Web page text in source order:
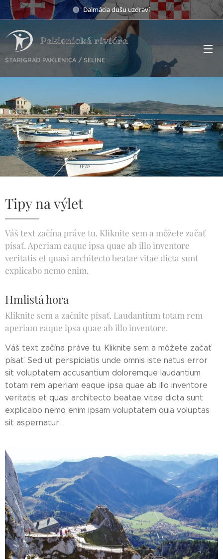
Dalmácia dušu uzdraví
Paklenická riviéra
STARIGRAD PAKLENICA / SELINE
Tipy na výlet
Váš text začína práve tu. Kliknite sem a môžete začať
písať. Aperiam eaque ipsa quae ab illo inventore
veritatis et quasi architecto beatae vitae dicta sunt
explicabo nemo enim.
Hmlistá hora
Kliknite sem a začnite písať. Laudantium totam rem
aperiam eaque ipsa quae ab illo inventore.
Váš text začína práve tu. Kliknite sem a môžete začať
písať. Sed ut perspiciatis unde omnis iste natus error
sit voluptatem accusantium doloremque laudantium
totam rem aperiam eaque ipsa quae ab illo inventore
veritatis et quasi architecto beatae vitae dicta sunt
explicabo nemo enim ipsam voluptatem quia voluptas
sit aspernatur.